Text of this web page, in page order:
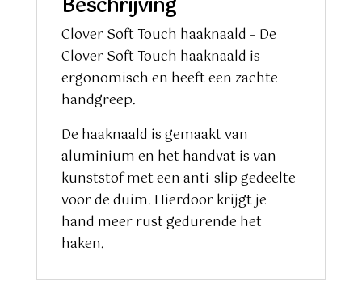
Beschrijving
Clover Soft Touch haaknaald – De
Clover Soft Touch haaknaald is
ergonomisch en heeft een zachte
handgreep.
De haaknaald is gemaakt van
aluminium en het handvat is van
kunststof met een anti-slip gedeelte
voor de duim. Hierdoor krijgt je
hand meer rust gedurende het
haken.